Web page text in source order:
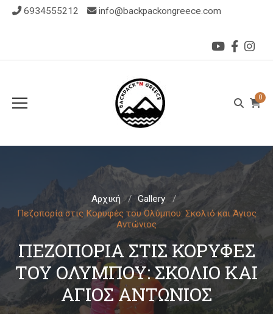
6934555212 info@backpackongreece.com
0
Αρχική
Gallery
Πεζοπορία στις Κορυφές του Ολύμπου: Σκολιό και Άγιος
Αντώνιος
ΠΕΖΟΠΟΡΊΑ ΣΤΙΣ ΚΟΡΥΦΈΣ
ΤΟΥ ΟΛΎΜΠΟΥ: ΣΚΟΛΙΌ ΚΑΙ
ΆΓΙΟΣ ΑΝΤΏΝΙΟΣ